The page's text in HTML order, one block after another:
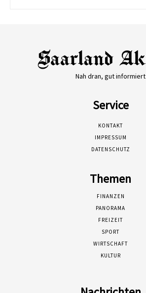
Nah dran, gut informiert
Service
KONTAKT
IMPRESSUM
DATENSCHUTZ
Themen
FINANZEN
PANORAMA
FREIZEIT
SPORT
WIRTSCHAFT
KULTUR